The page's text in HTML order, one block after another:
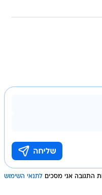
התגובה אני מסכים לתנאי השימוש